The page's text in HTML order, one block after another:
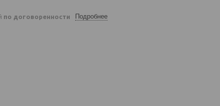
по договоренности Подробнее